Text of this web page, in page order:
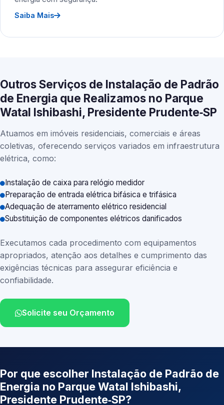
Saiba Mais
Outros Serviços de Instalação de Padrão
de Energia que Realizamos no Parque
Watal Ishibashi, Presidente Prudente‑SP
Atuamos em imóveis residenciais, comerciais e áreas
coletivas, oferecendo serviços variados em infraestrutura
elétrica, como:
Instalação de caixa para relógio medidor
Preparação de entrada elétrica bifásica e trifásica
Adequação de aterramento elétrico residencial
Substituição de componentes elétricos danificados
Executamos cada procedimento com equipamentos
apropriados, atenção aos detalhes e cumprimento das
exigências técnicas para assegurar eficiência e
confiabilidade.
Solicite seu Orçamento
Por que escolher Instalação de Padrão de
Energia no Parque Watal Ishibashi,
Presidente Prudente‑SP?